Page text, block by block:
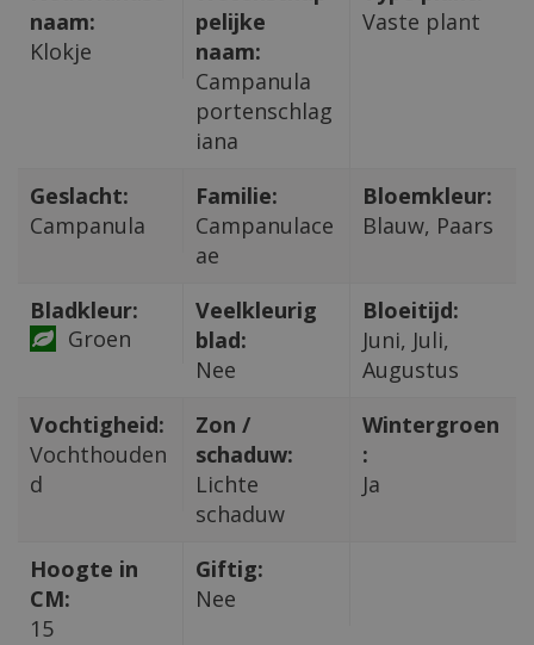
naam:
Klokje
pelijke
naam:
Campanula
portenschlag
iana
Vaste plant
Geslacht:
Campanula
Familie:
Campanulace
ae
Bloemkleur:
Blauw, Paars
Bladkleur:
Groen
Veelkleurig
blad:
Nee
Bloeitijd:
Juni, Juli,
Augustus
Vochtigheid:
Vochthouden
d
Zon /
schaduw:
Lichte
schaduw
Wintergroen
:
Ja
Hoogte in
CM:
15
Giftig:
Nee